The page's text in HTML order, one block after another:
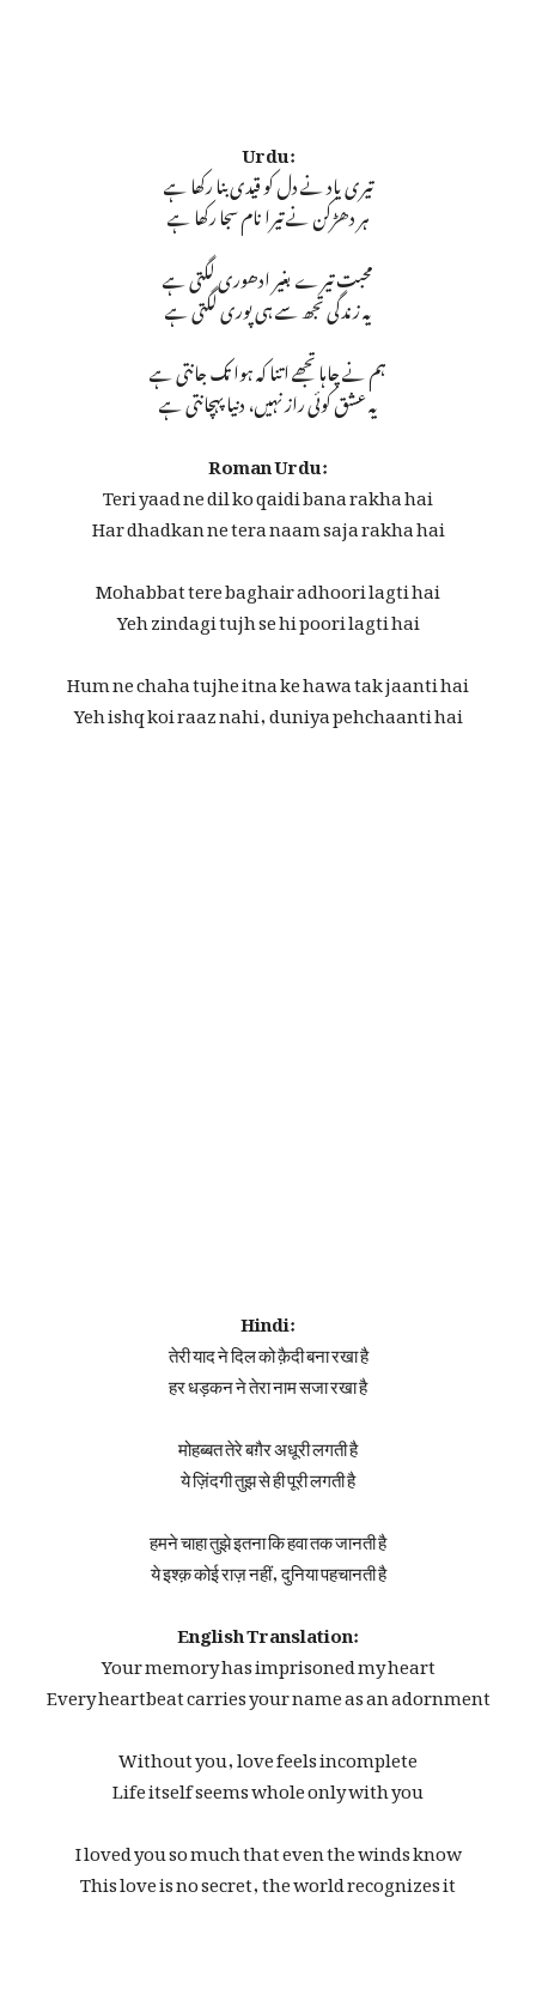
Urdu:
تیری یاد نے دل کو قیدی بنا رکھا ہے
ہر دھڑکن نے تیرا نام سجا رکھا ہے
محبت تیرے بغیر ادھوری لگتی ہے
یہ زندگی تجھ سے ہی پوری لگتی ہے
ہم نے چاہا تجھے اتنا کہ ہوا تک جانتی ہے
یہ عشق کوئی راز نہیں، دنیا پہچانتی ہے
Roman Urdu:
Teri yaad ne dil ko qaidi bana rakha hai
Har dhadkan ne tera naam saja rakha hai
Mohabbat tere baghair adhoori lagti hai
Yeh zindagi tujh se hi poori lagti hai
Hum ne chaha tujhe itna ke hawa tak jaanti hai
Yeh ishq koi raaz nahi, duniya pehchaanti hai
Hindi:
तेरी याद ने दिल को क़ैदी बना रखा है
हर धड़कन ने तेरा नाम सजा रखा है
मोहब्बत तेरे बग़ैर अधूरी लगती है
ये ज़िंदगी तुझ से ही पूरी लगती है
हमने चाहा तुझे इतना कि हवा तक जानती है
ये इश्क़ कोई राज़ नहीं, दुनिया पहचानती है
English Translation:
Your memory has imprisoned my heart
Every heartbeat carries your name as an adornment
Without you, love feels incomplete
Life itself seems whole only with you
I loved you so much that even the winds know
This love is no secret, the world recognizes it